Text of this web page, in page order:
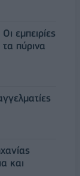
εμπειρίες
πύρινα
και